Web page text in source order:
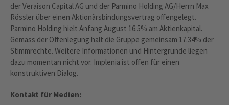
der Veraison Capital AG und der Parmino Holding AG/Herrn Max
Rössler über einen Aktionärsbindungsvertrag offengelegt.
Parmino Holding hielt Anfang August 16.5% am Aktienkapital.
Gemäss der Offenlegung hält die Gruppe gemeinsam 17.34% der
Stimmrechte. Weitere Informationen und Hintergründe liegen
dazu momentan nicht vor. Implenia ist offen für einen
konstruktiven Dialog.
Kontakt für Medien: